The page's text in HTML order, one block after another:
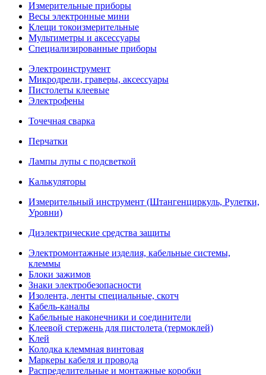
Измерительные приборы
Весы электронные мини
Клещи токоизмерительные
Мультиметры и аксессуары
Специализированные приборы
Электроинструмент
Микродрели, граверы, аксессуары
Пистолеты клеевые
Электрофены
Точечная сварка
Перчатки
Лампы лупы с подсветкой
Калькуляторы
Измерительный инструмент (Штангенциркуль, Рулетки,
Уровни)
Диэлектрические средства защиты
Электромонтажные изделия, кабельные системы,
клеммы
Блоки зажимов
Знаки электробезопасности
Изолента, ленты специальные, скотч
Кабель-каналы
Кабельные наконечники и соединители
Клеевой стержень для пистолета (термоклей)
Клей
Колодка клеммная винтовая
Маркеры кабеля и провода
Распределительные и монтажные коробки